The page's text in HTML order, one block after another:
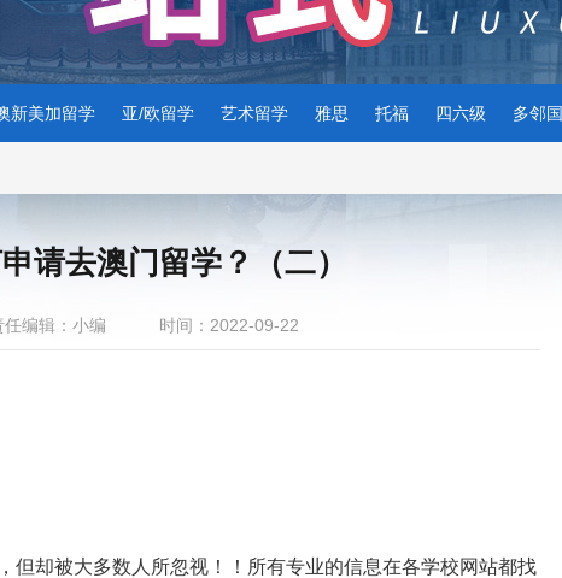
新美加留学 亚/欧留学 艺术留学 雅思 托福 四六级 多邻国
请去澳门留学？（二）
任编辑：小编 时间：2022-09-22
但却被大多数人所忽视！！所有专业的信息在各学校网站都找